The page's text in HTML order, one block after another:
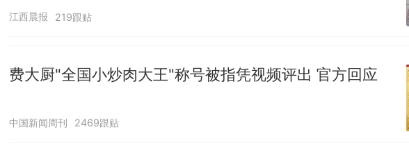
江西晨报 219跟贴
费大厨"全国小炒肉大王"称号被指凭视频评出 官方回应
中国新闻周刊 2469跟贴